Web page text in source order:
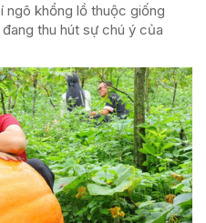
ngô khổng lồ thuộc giống
thu hút sự chú ý của